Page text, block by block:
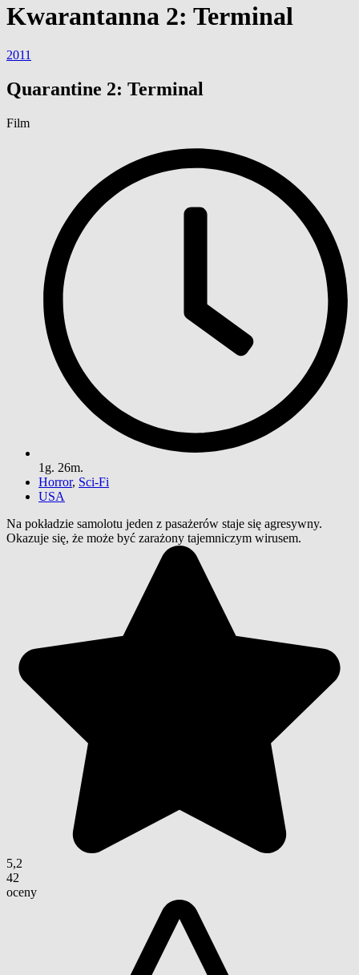
Kwarantanna 2: Terminal
2011
Quarantine 2: Terminal
Film
1g. 26m.
Horror, Sci-Fi
USA
Na pokładzie samolotu jeden z pasażerów staje się agresywny.
Okazuje się, że może być zarażony tajemniczym wirusem.
5,2
42
oceny